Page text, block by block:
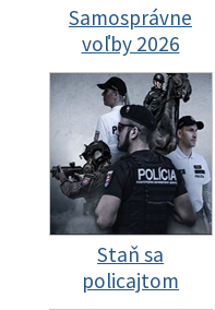
Samosprávne
voľby 2026
Staň sa
policajtom